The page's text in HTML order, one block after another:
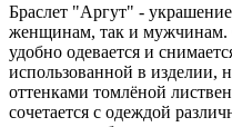
Браслет "Аргут" -
женщинам, так и мужчинам.
удобно одевается и
использованной в изделии,
оттенками томлёной
сочетается с одеждой